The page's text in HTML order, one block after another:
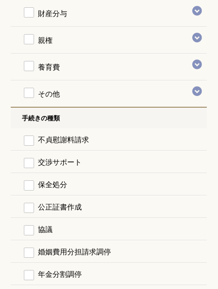
財産分与
親権
養育費
その他
手続きの種類
不貞慰謝料請求
交渉サポート
保全処分
公正証書作成
協議
婚姻費用分担請求調停
年金分割調停